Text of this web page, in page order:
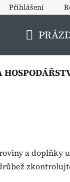
Přihlášení
KOŠÍK
a doplňky